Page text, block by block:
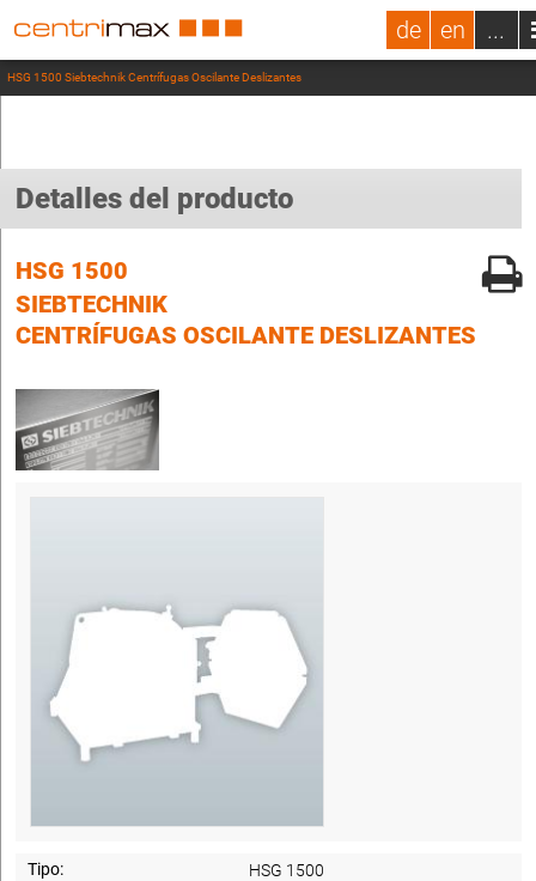
de en ...
HSG 1500 Siebtechnik Centrífugas Oscilante Deslizantes
Detalles del producto
HSG 1500
SIEBTECHNIK
CENTRÍFUGAS OSCILANTE DESLIZANTES
Tipo:
HSG 1500